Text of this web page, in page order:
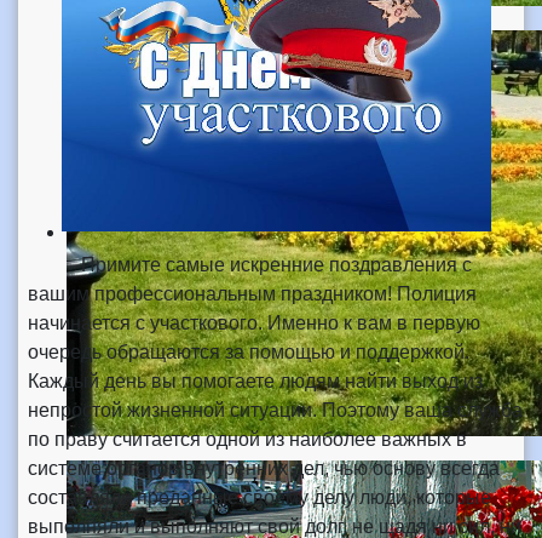
Примите самые искренние поздравления с
вашим профессиональным праздником! Полиция
начинается с участкового. Именно к вам в первую
очередь обращаются за помощью и поддержкой.
Каждый день вы помогаете людям найти выход из
непростой жизненной ситуации. Поэтому ваша служба
по праву считается одной из наиболее важных в
системе органов внутренних дел, чью основу всегда
составляли преданные своему делу люди, которые
выполняли и выполняют свой долг, не щадя ни сил, ни